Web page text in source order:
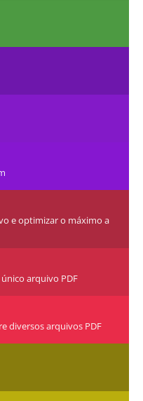
e optimizar o máximo a
arquivo PDF
diversos arquivos PDF